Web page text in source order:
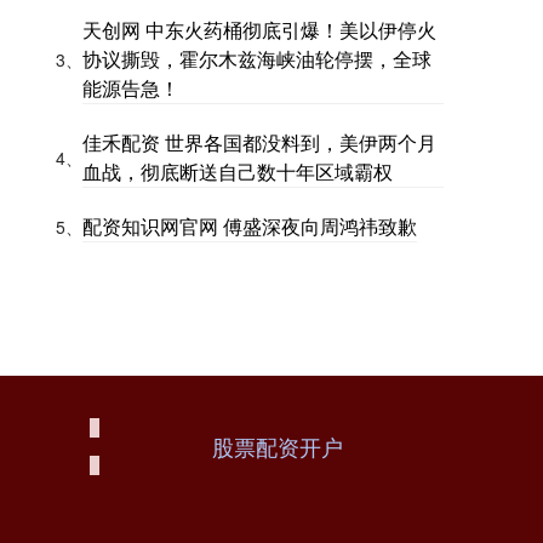
3、
天创网 中东火药桶彻底引爆！美以伊停火
协议撕毁，霍尔木兹海峡油轮停摆，全球
能源告急！
4、
佳禾配资 世界各国都没料到，美伊两个月
血战，彻底断送自己数十年区域霸权
5、 配资知识网官网 傅盛深夜向周鸿祎致歉
股票配资开户